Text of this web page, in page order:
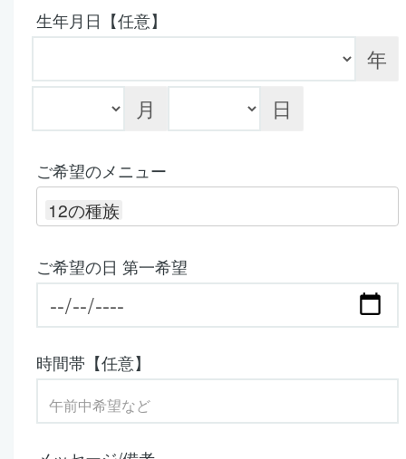
生年月日【任意】
年
月
日
ご希望のメニュー
12の種族
ご希望の日 第一希望
時間帯【任意】